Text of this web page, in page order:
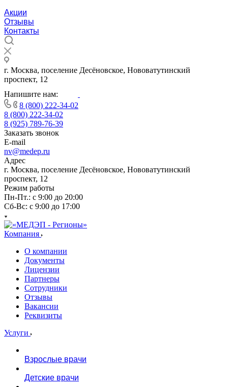
Акции
Отзывы
Контакты
г. Москва, поселение Десёновское, Нововатутинский
проспект, 12
Напишите нам:
8 (800) 222-34-02
8 (800) 222-34-02
8 (925) 789-76-39
Заказать звонок
E-mail
nv@medep.ru
Адрес
г. Москва, поселение Десёновское, Нововатутинский
проспект, 12
Режим работы
Пн-Пт.: с 9:00 до 20:00
Cб-Вс: с 9:00 до 17:00
Компания
О компании
Документы
Лицензии
Партнеры
Сотрудники
Отзывы
Вакансии
Реквизиты
Услуги
Взрослые врачи
Детские врачи